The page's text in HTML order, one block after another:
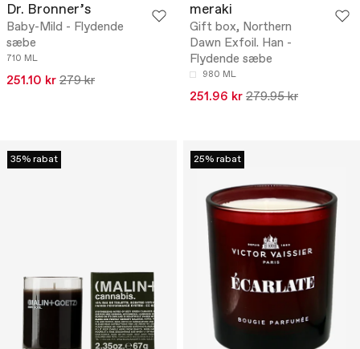
Dr. Bronner’s
Baby-Mild - Flydende
sæbe
710 ML
251.10 kr 279 kr
meraki
Gift box, Northern
Dawn Exfoil. Han -
Flydende sæbe
980 ML
251.96 kr 279.95 kr
35% rabat 25% rabat